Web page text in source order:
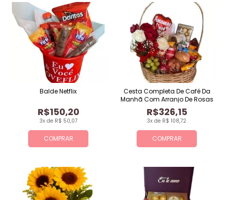
COMPRAR
3x de R$ 50,07
R$150,20
Balde Netflix
COMPRAR
3x de R$ 108,72
R$326,15
Cesta Completa De Café Da
Manhã Com Arranjo De Rosas